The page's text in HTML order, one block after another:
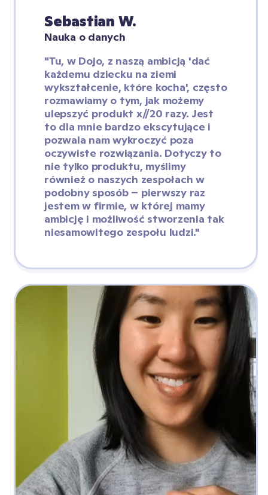
Sebastian W.
Nauka o danych
"Tu, w Dojo, z naszą ambicją 'dać
każdemu dziecku na ziemi
wykształcenie, które kocha', często
rozmawiamy o tym, jak możemy
ulepszyć produkt x//20 razy. Jest
to dla mnie bardzo ekscytujące i
pozwala nam wykroczyć poza
oczywiste rozwiązania. Dotyczy to
nie tylko produktu, myślimy
również o naszych zespołach w
podobny sposób – pierwszy raz
jestem w firmie, w której mamy
ambicję i możliwość stworzenia tak
niesamowitego zespołu ludzi."